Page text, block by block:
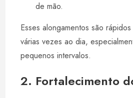
de mão.
Esses alongamentos são
várias vezes ao dia,
pequenos intervalos.
2. Fortalecimento